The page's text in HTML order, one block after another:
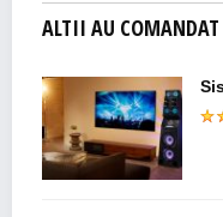
ALTII AU COMANDAT